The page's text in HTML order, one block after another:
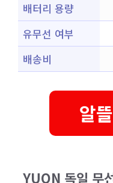
배터리 용량
유무선 여부
배송비
알
YUON 독일 무